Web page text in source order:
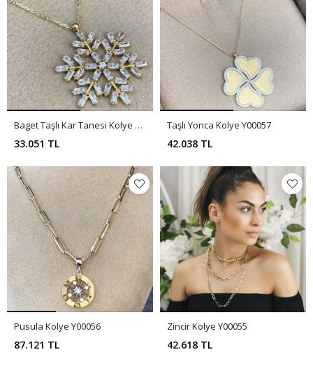
Baget Taşlı Kar Tanesi Kolye Y00058
33.051 TL
Taşlı Yonca Kolye Y00057
42.038 TL
Pusula Kolye Y00056
87.121 TL
Zincir Kolye Y00055
42.618 TL